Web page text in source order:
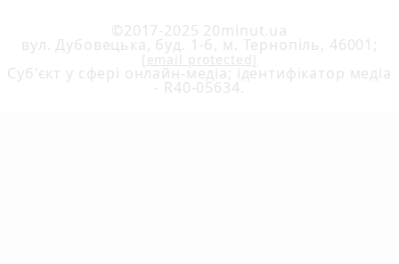
©2017-2025 20minut.ua
вул. Дубовецька, буд. 1-б, м. Тернопіль, 46001;
[email protected]
Cуб'єкт у сфері онлайн-медіа; ідентифікатор медіа
- R40-05634.